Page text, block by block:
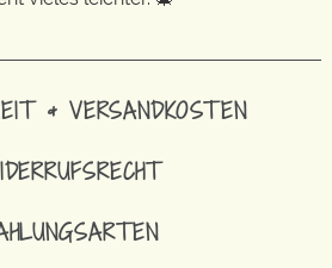
& VERSANDKOSTEN